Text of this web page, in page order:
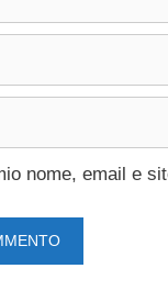
nome, email e